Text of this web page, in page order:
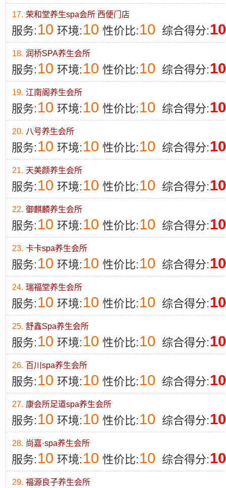
17. 荣和堂养生spa会所 西便门店
服务: 10 环境: 10 性价比: 10 综合得分:10
18. 润桥SPA养生会所
服务: 10 环境: 10 性价比: 10 综合得分:10
19. 江南阁养生会所
服务: 10 环境: 10 性价比: 10 综合得分:10
20. 八号养生会所
服务: 10 环境: 10 性价比: 10 综合得分:10
21. 天美颜养生会所
服务: 10 环境: 10 性价比: 10 综合得分:10
22. 御麒麟养生会所
服务: 10 环境: 10 性价比: 10 综合得分:10
23. 卡卡spa养生会所
服务: 10 环境: 10 性价比: 10 综合得分:10
24. 瑞福堂养生会所
服务: 10 环境: 10 性价比: 10 综合得分:10
25. 舒鑫Spa养生会所
服务: 10 环境: 10 性价比: 10 综合得分:10
26. 百川spa养生会所
服务: 10 环境: 10 性价比: 10 综合得分:10
27. 康会所足道spa养生会所
服务: 10 环境: 10 性价比: 10 综合得分:10
28. 尚嘉·spa养生会所
服务: 10 环境: 10 性价比: 10 综合得分:10
29. 福源良子养生会所